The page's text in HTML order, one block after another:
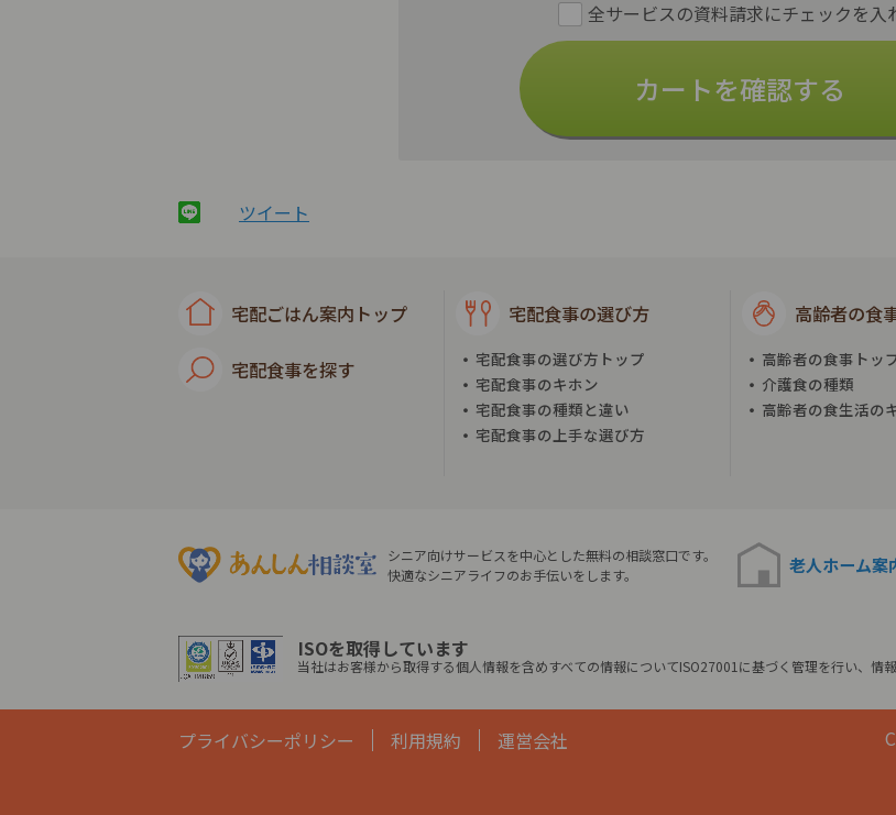
カートを確認する
ツイート
宅配ごはん案内トップ
宅配食事を探す
宅配食事の選び方
宅配食事の選び方トップ
宅配食事のキホン
宅配食事の種類と違い
宅配食事の上手な選び方
高齢者の食
高齢者の食事トッ
介護食の種類
高齢者の食生活の
シニア向けサービスを中心とした無料の相談窓口です。
快適なシニアライフのお手伝いをします。
老人ホーム案
ISOを取得しています
当社はお客様から取得する個人情報を含めすべての情報についてISO27001に基づく管理を行い、情
プライバシーポリシー 利用規約 運営会社